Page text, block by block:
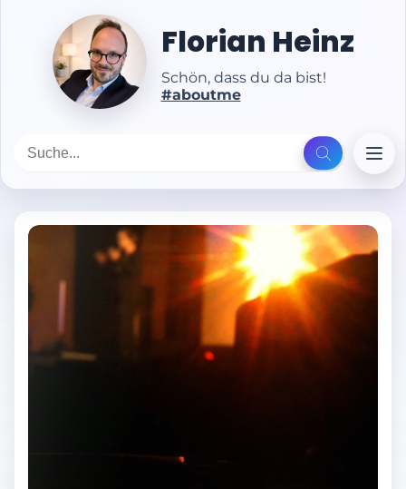
Florian Heinz
Schön, dass du da bist!
#aboutme